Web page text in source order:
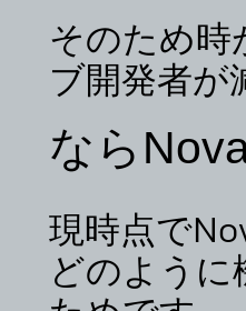
そのため時
ブ開発者が
なら
現時点で
どのよう